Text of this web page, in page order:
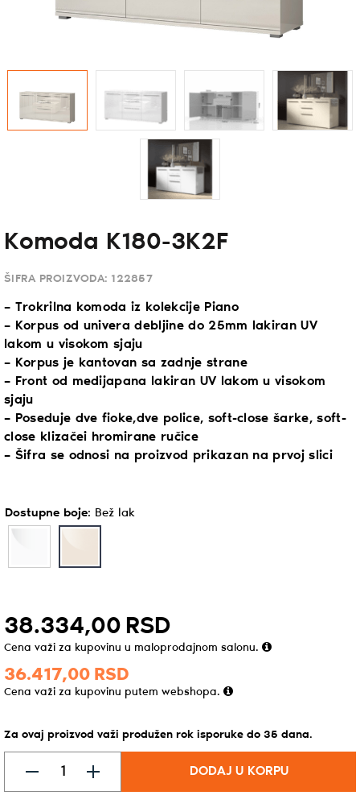
Komoda K180-3K2F
ŠIFRA PROIZVODA: 122857
– Trokrilna komoda iz kolekcije Piano
– Korpus od univera debljine do 25mm lakiran UV
lakom u visokom sjaju
– Korpus je kantovan sa zadnje strane
– Front od medijapana lakiran UV lakom u visokom
sjaju
– Poseduje dve fioke,dve police, soft-close šarke, soft-
close klizačei hromirane ručice
– Šifra se odnosi na proizvod prikazan na prvoj slici
Dostupne boje: Bež lak
38.334,00 RSD
Cena važi za kupovinu u maloprodajnom salonu.
36.417,00 RSD
Cena važi za kupovinu putem webshopa.
Za ovaj proizvod važi produžen rok isporuke do 35 dana.
DODAJ U KORPU